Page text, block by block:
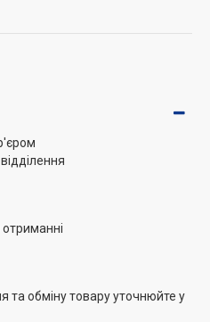
та обміну товару уточнюйте у